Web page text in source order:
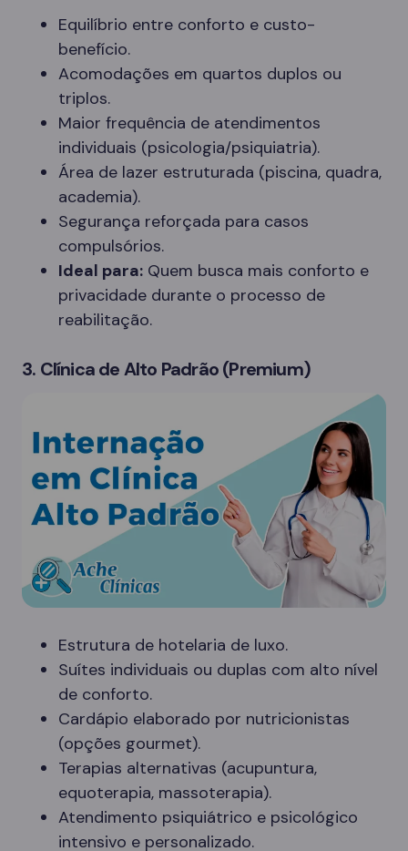
Equilíbrio entre conforto e custo-
benefício.
Acomodações em quartos duplos ou
triplos.
Maior frequência de atendimentos
individuais (psicologia/psiquiatria).
Área de lazer estruturada (piscina, quadra,
academia).
Segurança reforçada para casos
compulsórios.
Ideal para: Quem busca mais conforto e
privacidade durante o processo de
reabilitação.
3. Clínica de Alto Padrão (Premium)
Estrutura de hotelaria de luxo.
Suítes individuais ou duplas com alto nível
de conforto.
Cardápio elaborado por nutricionistas
(opções gourmet).
Terapias alternativas (acupuntura,
equoterapia, massoterapia).
Atendimento psiquiátrico e psicológico
intensivo e personalizado.